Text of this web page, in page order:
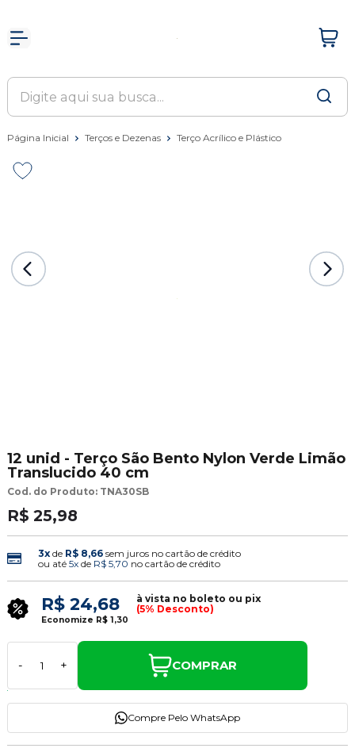
Página Inicial Terços e Dezenas Terço Acrílico e Plástico
12 unid - Terço São Bento Nylon Verde Limão
Translucido 40 cm
Cod. do Produto: TNA30SB
R$ 25,98
3xde R$ 8,66 sem juros no cartão de crédito
ou até 5xde R$ 5,70 no cartão de crédito
R$ 24,68
à vista no boleto ou pix
(5% Desconto)
Economize R$ 1,30
- + COMPRAR
Compre Pelo WhatsApp